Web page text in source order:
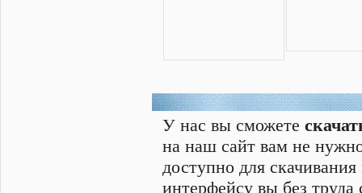
У нас вы сможете
на наш сайт вам не
доступно для
интерфейсу вы без